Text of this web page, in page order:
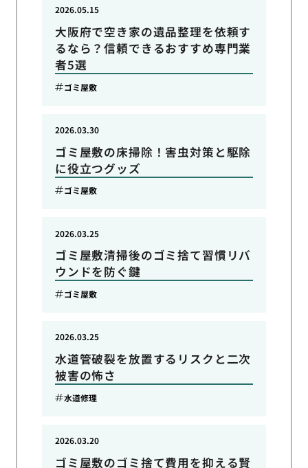
大阪府で空き家の遺品整理を依頼す
るなら？信頼できるおすすめ専門業
者5選
2026.05.15
ゴミ屋敷
ゴミ屋敷の床掃除！害虫対策と駆除
に役立つグッズ
2026.03.30
ゴミ屋敷
ゴミ屋敷清掃後のゴミ捨て習慣リバ
ウンドを防ぐ鍵
2026.03.25
ゴミ屋敷
水道管破裂を放置するリスクと二次
被害の怖さ
2026.03.25
水道修理
ゴミ屋敷のゴミ捨て費用を抑える賢
2026.03.20